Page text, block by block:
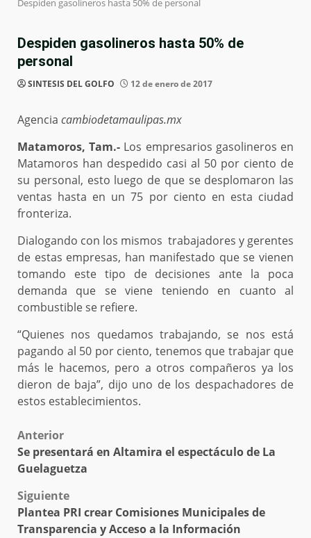
Despiden gasolineros hasta 50% de personal
Despiden gasolineros hasta 50% de
personal
SINTESIS DEL GOLFO 12 de enero de 2017
Agencia cambiodetamaulipas.mx
Matamoros, Tam.- Los empresarios gasolineros en
Matamoros han despedido casi al 50 por ciento de
su personal, esto luego de que se desplomaron las
ventas hasta en un 75 por ciento en esta ciudad
fronteriza.
Dialogando con los mismos trabajadores y gerentes
de estas empresas, han manifestado que se vienen
tomando este tipo de decisiones ante la poca
demanda que se viene teniendo en cuanto al
combustible se refiere.
“Quienes nos quedamos trabajando, se nos está
pagando al 50 por ciento, tenemos que trabajar que
más le hacemos, pero a otros compañeros ya los
dieron de baja”, dijo uno de los despachadores de
estos establecimientos.
Post
navigation
Anterior
Se presentará en Altamira el espectáculo de La
Guelaguetza
Siguiente
Plantea PRI crear Comisiones Municipales de
Transparencia y Acceso a la Información